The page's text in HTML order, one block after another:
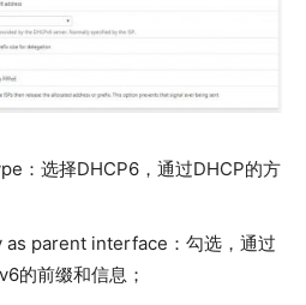
：选择DHCP6，通过DHCP的方
parent interface：勾选，通过
的前缀和信息；